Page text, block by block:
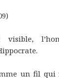
un fil qui